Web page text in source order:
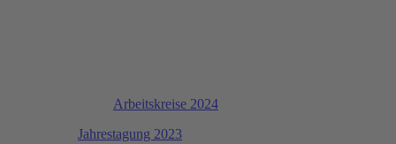
Arbeitskreise 2024
Jahrestagung 2023